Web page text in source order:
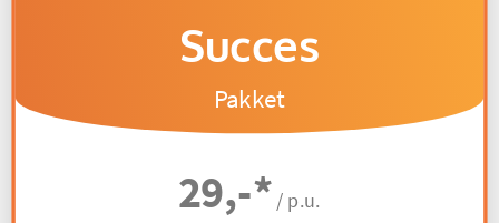
Succes
Pakket
29,-* / p.u.